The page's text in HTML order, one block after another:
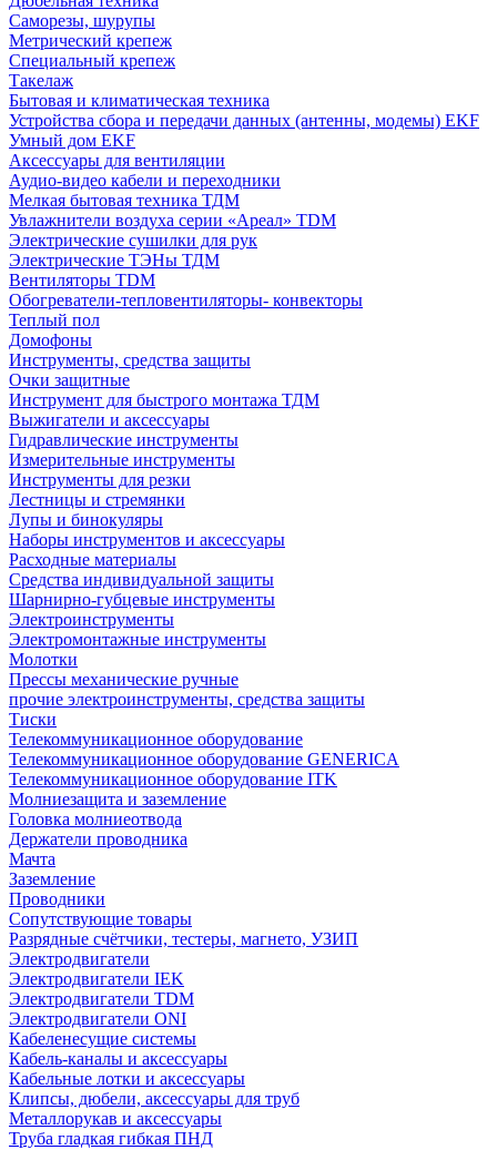
Саморезы, шурупы
Метрический крепеж
Специальный крепеж
Такелаж
Бытовая и климатическая техника
Устройства сбора и передачи данных (антенны, модемы) EKF
Умный дом EKF
Аксессуары для вентиляции
Аудио-видео кабели и переходники
Мелкая бытовая техника ТДМ
Увлажнители воздуха серии «Ареал» TDM
Электрические сушилки для рук
Электрические ТЭНы ТДМ
Вентиляторы TDM
Обогреватели-тепловентиляторы- конвекторы
Теплый пол
Домофоны
Инструменты, средства защиты
Очки защитные
Инструмент для быстрого монтажа ТДМ
Выжигатели и аксессуары
Гидравлические инструменты
Измерительные инструменты
Инструменты для резки
Лестницы и стремянки
Лупы и бинокуляры
Наборы инструментов и аксессуары
Расходные материалы
Средства индивидуальной защиты
Шарнирно-губцевые инструменты
Электроинструменты
Электромонтажные инструменты
Молотки
Прессы механические ручные
прочие электроинструменты, средства защиты
Тиски
Телекоммуникационное оборудование
Телекоммуникационное оборудование GENERICA
Телекоммуникационное оборудование ITK
Молниезащита и заземление
Головка молниеотвода
Держатели проводника
Мачта
Заземление
Проводники
Сопутствующие товары
Разрядные счётчики, тестеры, магнето, УЗИП
Электродвигатели
Электродвигатели IEK
Электродвигатели TDM
Электродвигатели ONI
Кабеленесущие системы
Кабель-каналы и аксессуары
Кабельные лотки и аксессуары
Клипсы, дюбели, аксессуары для труб
Металлорукав и аксессуары
Труба гладкая гибкая ПНД